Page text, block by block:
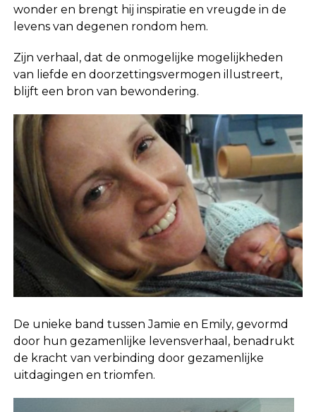
wonder en brengt hij inspiratie en vreugde in de
levens van degenen rondom hem.
Zijn verhaal, dat de onmogelijke mogelijkheden
van liefde en doorzettingsvermogen illustreert,
blijft een bron van bewondering.
De unieke band tussen Jamie en Emily, gevormd
door hun gezamenlijke levensverhaal, benadrukt
de kracht van verbinding door gezamenlijke
uitdagingen en triomfen.